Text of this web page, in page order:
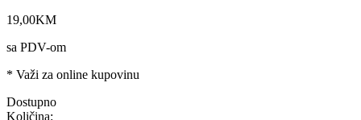
19,00KM
sa PDV-om
* Važi za online kupovinu
Dostupno
Količina: